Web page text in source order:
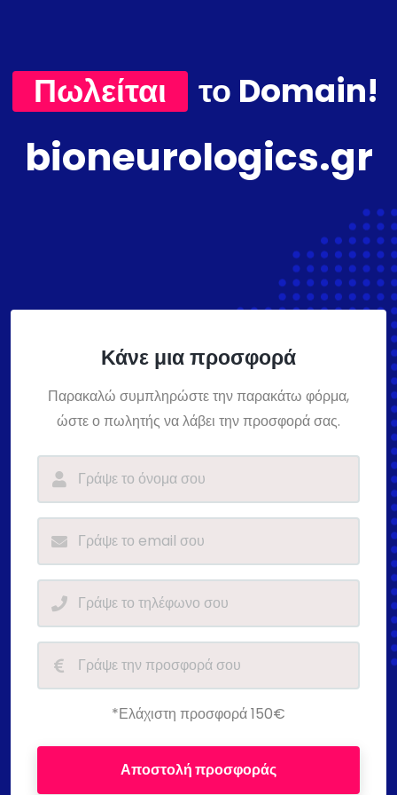
Πωλείται το Domain!
bioneurologics.gr
Κάνε μια προσφορά
Παρακαλώ συμπληρώστε την παρακάτω φόρμα,
ώστε ο πωλητής να λάβει την προσφορά σας.
*Ελάχιστη προσφορά 150€
Αποστολή προσφοράς